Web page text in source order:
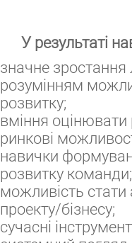
У результаті
значне зростання
розумінням
розвитку;
вміння оцінювати
ринкові
навички
розвитку команди;
можливість
проекту/бізнесу;
сучасні